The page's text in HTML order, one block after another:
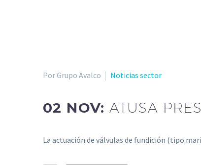
Por Grupo Avalco Noticias sector
02 NOV:ATUSA
La actuación de válvulas de fundición (tipo